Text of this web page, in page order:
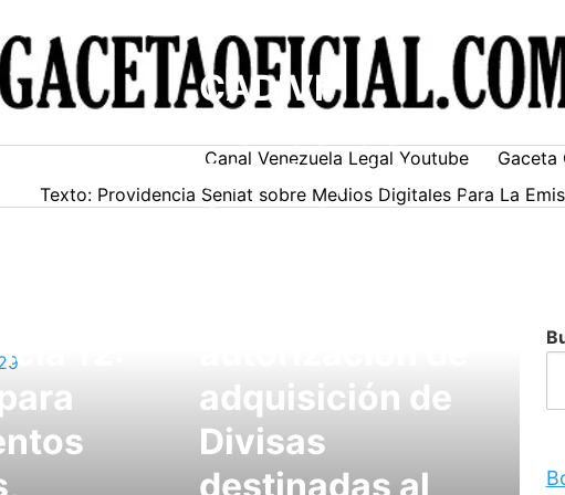
Canal Venezuela Legal Youtube Gaceta
Texto: Providencia Seniat sobre Medios Digitales Para La
12:
CADIVI:
099.Requisitos,
Controles y
adquisición de
Divisas
destinadas al